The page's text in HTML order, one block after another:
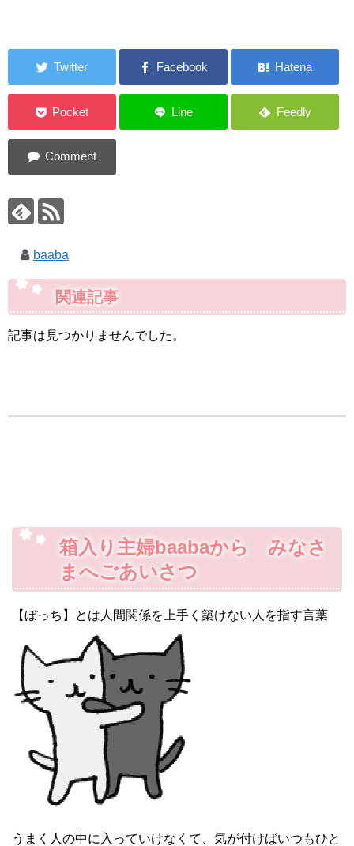
baaba
関連記事
記事は見つかりませんでした。
箱入り主婦baabaから みなさ
まへごあいさつ
【ぼっち】とは人間関係を上手く築けない人を指す言葉
うまく人の中に入っていけなくて、気が付けばいつもひと